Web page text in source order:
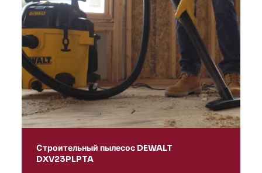
Строительный пылесос DEWALT
DXV23PLPTA